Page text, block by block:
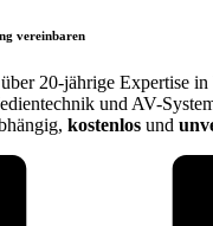
vereinbaren
20-jährige Expertise
und AV-
kostenlos und